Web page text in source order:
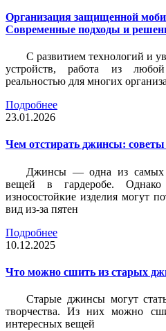
Организация защищенной
Современные подходы и
С развитием технологий и
устройств, работа из
реальностью для многих
Подробнее
23.01.2026
Чем отстирать джинсы:
Джинсы — одна из самых
вещей в гардеробе.
износостойкие изделия могут
вид из-за пятен
Подробнее
10.12.2025
Что можно сшить из старых
Старые джинсы могут
творчества. Из них можно
интересных вещей